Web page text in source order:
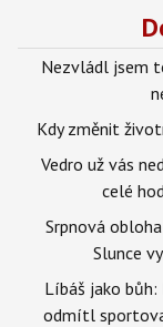
Nezvládl jsem
Kdy změnit
Vedro už vás
celé
Srpnová
Slunce
Líbáš jako
odmítl